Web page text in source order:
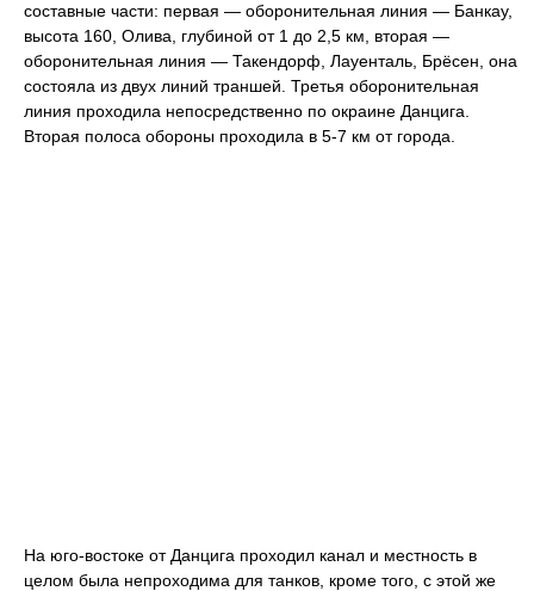
составные части: первая — оборонительная линия — Банкау,
высота 160, Олива, глубиной от 1 до 2,5 км, вторая —
оборонительная линия — Такендорф, Лауенталь, Брёсен, она
состояла из двух линий траншей. Третья оборонительная
линия проходила непосредственно по окраине Данцига.
Вторая полоса обороны проходила в 5-7 км от города.
На юго-востоке от Данцига проходил канал и местность в
целом была непроходима для танков, кроме того, с этой же